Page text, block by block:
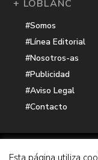
+ LOBLANC
#Somos
#Línea Editorial
#Nosotros-as
#Publicidad
#Aviso Legal
#Contacto
Esta página utiliza